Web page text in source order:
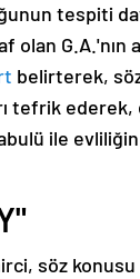
tespiti
olan G.A.'nın
belirterek,
tefrik ederek,
ile
söz